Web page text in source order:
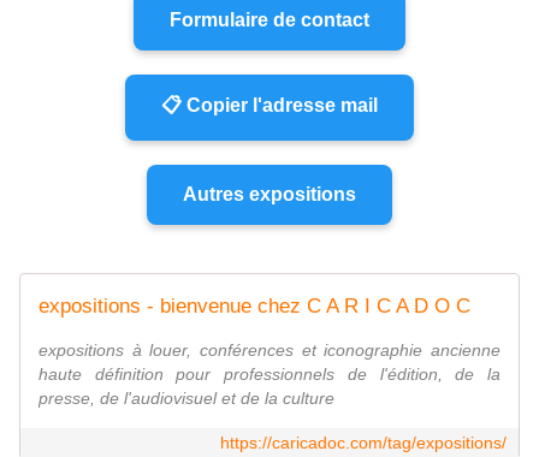
Formulaire de contact
📋 Copier l'adresse mail
Autres expositions
expositions - bienvenue chez C A R I C A D O C
expositions à louer, conférences et iconographie ancienne
haute définition pour professionnels de l'édition, de la
presse, de l'audiovisuel et de la culture
https://caricadoc.com/tag/expositions/